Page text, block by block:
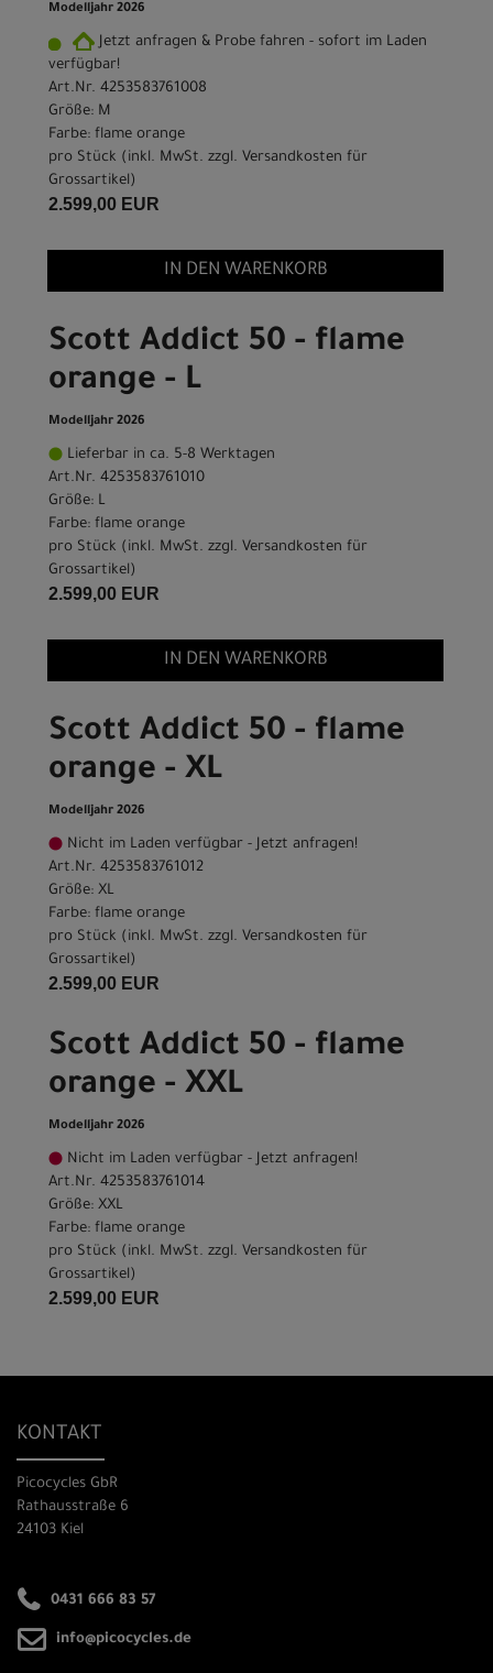
Modelljahr 2026
Jetzt anfragen & Probe fahren - sofort im Laden
verfügbar!
Art.Nr. 4253583761008
Größe: M
Farbe: flame orange
pro Stück (inkl. MwSt. zzgl. Versandkosten für
Grossartikel)
2.599,00 EUR
IN DEN WARENKORB
Scott Addict 50 - flame
orange - L
Modelljahr 2026
Lieferbar in ca. 5-8 Werktagen
Art.Nr. 4253583761010
Größe: L
Farbe: flame orange
pro Stück (inkl. MwSt. zzgl. Versandkosten für
Grossartikel)
2.599,00 EUR
IN DEN WARENKORB
Scott Addict 50 - flame
orange - XL
Modelljahr 2026
Nicht im Laden verfügbar - Jetzt anfragen!
Art.Nr. 4253583761012
Größe: XL
Farbe: flame orange
pro Stück (inkl. MwSt. zzgl. Versandkosten für
Grossartikel)
2.599,00 EUR
Scott Addict 50 - flame
orange - XXL
Modelljahr 2026
Nicht im Laden verfügbar - Jetzt anfragen!
Art.Nr. 4253583761014
Größe: XXL
Farbe: flame orange
pro Stück (inkl. MwSt. zzgl. Versandkosten für
Grossartikel)
2.599,00 EUR
KONTAKT
Picocycles GbR
Rathausstraße 6
24103 Kiel
0431 666 83 57
info@picocycles.de